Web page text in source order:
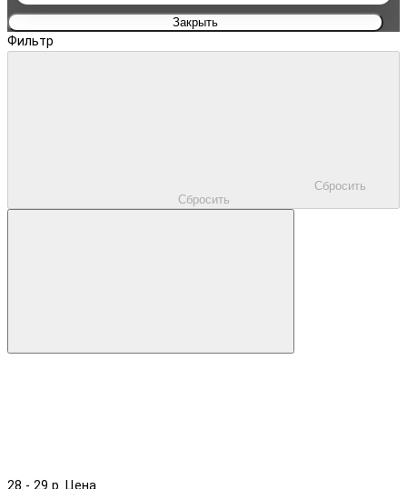
Устройства для подачи воды
Показать все
Закрыть
Фильтр
Сбросить
Сбросить
28 - 29 р. Цена